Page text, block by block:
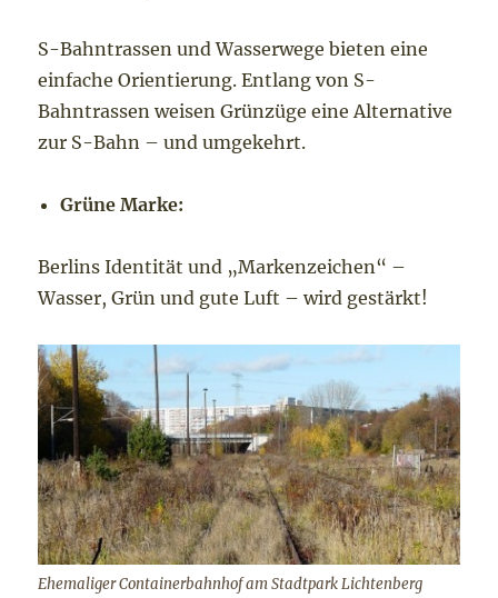
S-Bahntrassen und Wasserwege bieten eine
einfache Orientierung. Entlang von S-
Bahntrassen weisen Grünzüge eine Alternative
zur S-Bahn – und umgekehrt.
Grüne Marke:
Berlins Identität und „Markenzeichen“ –
Wasser, Grün und gute Luft – wird gestärkt!
Ehemaliger Containerbahnhof am Stadtpark Lichtenberg